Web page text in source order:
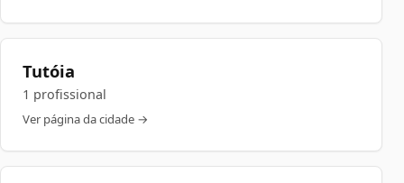
Tutóia
1 profissional
Ver página da cidade →